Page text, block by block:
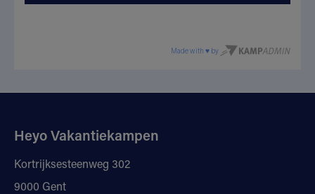
Heyo Vakantiekampen
Kortrijksesteenweg 302
9000 Gent